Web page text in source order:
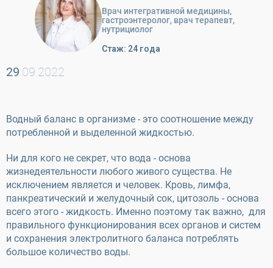
Врач интегративной медицины,
гастроэнтеролог, врач терапевт,
нутрициолог
Стаж: 24 года
29.09.2022
Водный баланс в организме - это соотношение между
потребленной и выделенной жидкостью.
Ни для кого не секрет, что вода - основа
жизнедеятельности любого живого существа. Не
исключением является и человек. Кровь, лимфа,
панкреатический и желудочный сок, цитозоль - основа
всего этого - жидкость. Именно поэтому так важно, для
правильного функционирования всех органов и систем
и сохранения электролитного баланса потреблять
большое количество воды.